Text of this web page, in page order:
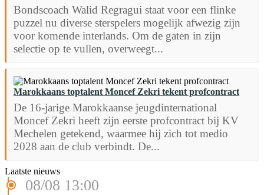
Bondscoach Walid Regragui staat voor een flinke
puzzel nu diverse sterspelers mogelijk afwezig zijn
voor komende interlands. Om de gaten in zijn
selectie op te vullen, overweegt...
Marokkaans toptalent Moncef Zekri tekent profcontract
De 16-jarige Marokkaanse jeugdinternational
Moncef Zekri heeft zijn eerste profcontract bij KV
Mechelen getekend, waarmee hij zich tot medio
2028 aan de club verbindt. De...
Laatste nieuws
08/08 13:00